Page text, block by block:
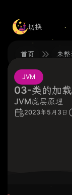
切换
首页 未整
JVM
03-类的加
JVM底层原理
2023年5月3日